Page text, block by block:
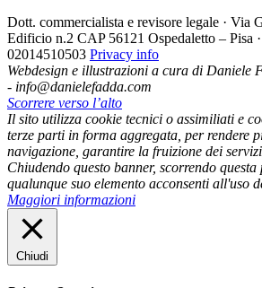
Dott. commercialista e revisore legale · Via
Edificio n.2 CAP 56121 Ospedaletto – Pisa
02014510503 Privacy info
Webdesign e illustrazioni a cura di Daniele
- info@danielefadda.com
Scorrere verso l’alto
Il sito utilizza cookie tecnici o assimiliati e
terze parti in forma aggregata, per rendere
navigazione, garantire la fruizione dei servizi
Chiudendo questo banner, scorrendo
qualunque suo elemento acconsenti all'uso
Maggiori informazioni
Chiudi